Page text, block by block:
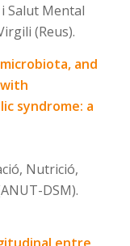
Salut Mental
(Reus).
and
syndrome: a
Nutrició,
DSM).